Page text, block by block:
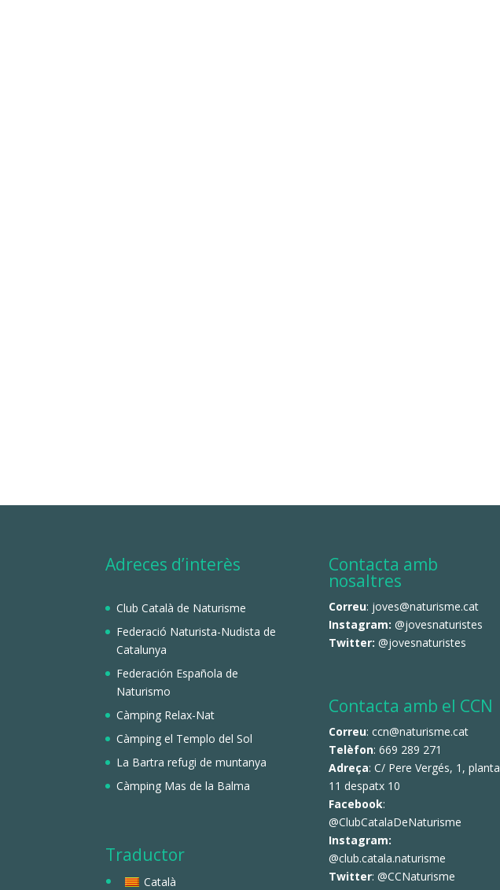
Adreces d’interès
Club Català de Naturisme
Federació Naturista-Nudista de
Catalunya
Federación Española de
Naturismo
Càmping Relax-Nat
Càmping el Templo del Sol
La Bartra refugi de muntanya
Càmping Mas de la Balma
Traductor
Català
Contacta amb
nosaltres
Correu: joves@naturisme.cat
Instagram: @jovesnaturistes
Twitter: @jovesnaturistes
Contacta amb el CCN
Correu: ccn@naturisme.cat
Telèfon: 669 289 271
Adreça: C/ Pere Vergés, 1, planta
11 despatx 10
Facebook:
@ClubCatalaDeNaturisme
Instagram:
@club.catala.naturisme
Twitter: @CCNaturisme